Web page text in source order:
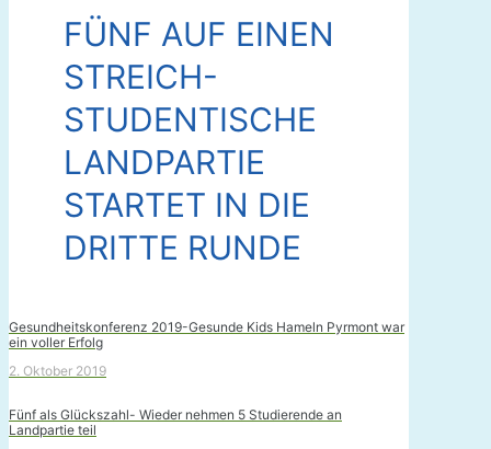
FÜNF AUF EINEN
STREICH-
STUDENTISCHE
LANDPARTIE
STARTET IN DIE
DRITTE RUNDE
Gesundheitskonferenz 2019-Gesunde Kids Hameln Pyrmont war
ein voller Erfolg
2. Oktober 2019
Fünf als Glückszahl- Wieder nehmen 5 Studierende an
Landpartie teil